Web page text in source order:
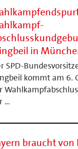
in
SPD-
kommt am 6.
…
braucht von